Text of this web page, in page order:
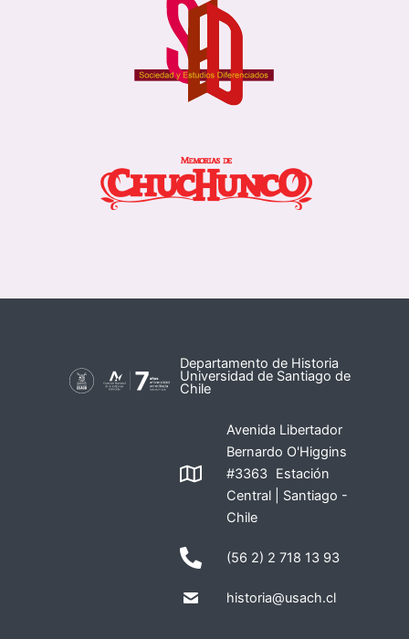
Departamento de Historia
Universidad de Santiago de
Chile
Avenida Libertador
Bernardo O'Higgins
#3363 Estación
Central | Santiago -
Chile
(56 2) 2 718 13 93
historia@usach.cl